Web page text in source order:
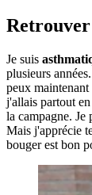
Je suis
plusieurs
peux
j'allais partout
la campagne. Je
Mais j'apprécie
bouger est bon